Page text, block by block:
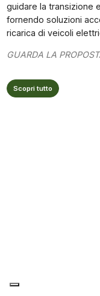
guidare la transizione
fornendo soluzioni
ricarica di veicoli
GUARDA LA
Scopri tutto